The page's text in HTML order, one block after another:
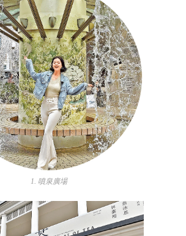
1. 噴泉廣場